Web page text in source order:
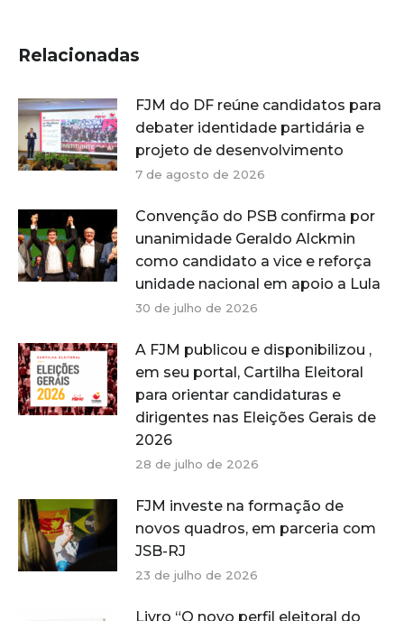
Relacionadas
FJM do DF reúne candidatos para
debater identidade partidária e
projeto de desenvolvimento
7 de agosto de 2026
Convenção do PSB confirma por
unanimidade Geraldo Alckmin
como candidato a vice e reforça
unidade nacional em apoio a Lula
30 de julho de 2026
A FJM publicou e disponibilizou ,
em seu portal, Cartilha Eleitoral
para orientar candidaturas e
dirigentes nas Eleições Gerais de
2026
28 de julho de 2026
FJM investe na formação de
novos quadros, em parceria com
JSB-RJ
23 de julho de 2026
Livro “O novo perfil eleitoral do